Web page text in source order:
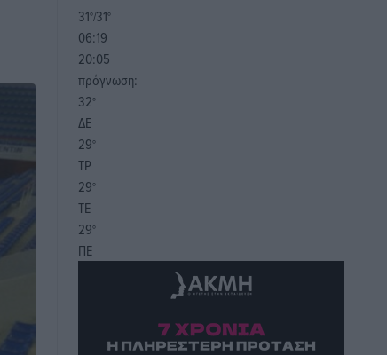
31°/31°
06:19
20:05
πρόγνωση:
32°
ΔΕ
29°
ΤΡ
29°
ΤΕ
29°
ΠΕ